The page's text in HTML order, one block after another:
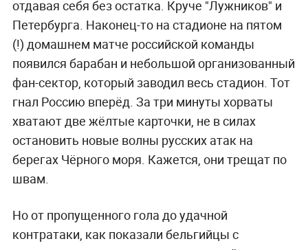
отдавая себя без остатка. Круче "Лужников" и
Петербурга. Наконец-то на стадионе на пятом
(!) домашнем матче российской команды
появился барабан и небольшой организованный
фан-сектор, который заводил весь стадион. Тот
гнал Россию вперёд. За три минуты хорваты
хватают две жёлтые карточки, не в силах
остановить новые волны русских атак на
берегах Чёрного моря. Кажется, они трещат по
швам.
Но от пропущенного гола до удачной
контратаки, как показали бельгийцы с